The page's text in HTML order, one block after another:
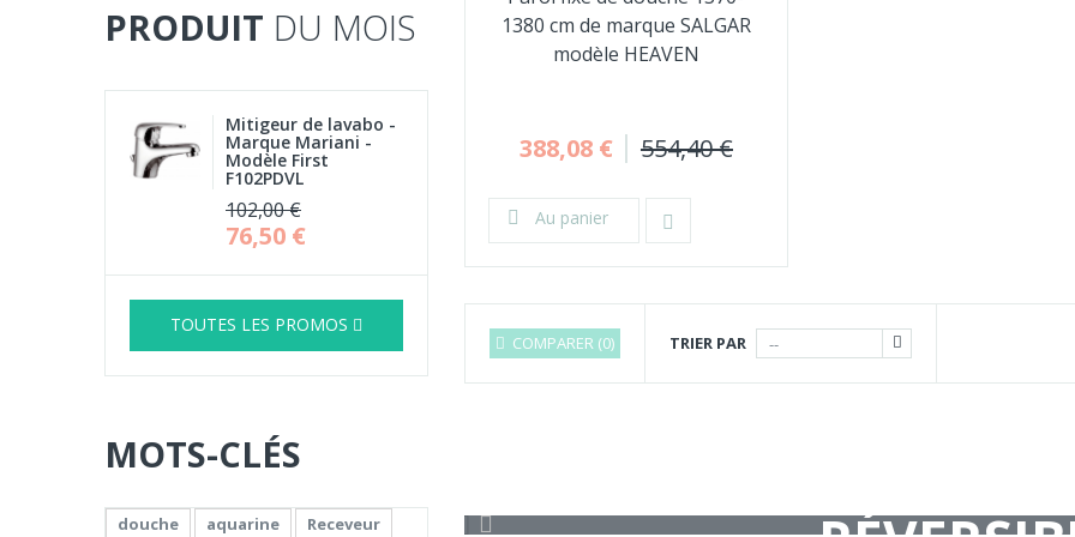
PRODUIT DU MOIS
Mitigeur de lavabo -
Marque Mariani -
Modèle First
F102PDVL
102,00 €
76,50 €
TOUTES LES PROMOS
MOTS-CLÉS
douche aquarine
Receveur
1380 cm de marque SALGAR
modèle HEAVEN
388,08 € 554,40 €
Au panier
COMPARER (0) TRIER PAR --
PLUS DE 15 GRANDES MARQUES
PLUS DE 15 GRANDES MARQUES